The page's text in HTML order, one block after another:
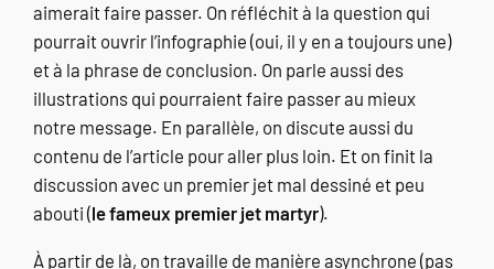
aimerait faire passer. On réfléchit à la question qui
pourrait ouvrir l’infographie (oui, il y en a toujours une)
et à la phrase de conclusion. On parle aussi des
illustrations qui pourraient faire passer au mieux
notre message. En parallèle, on discute aussi du
contenu de l’article pour aller plus loin. Et on finit la
discussion avec un premier jet mal dessiné et peu
abouti (le fameux premier jet martyr).
À partir de là, on travaille de manière asynchrone (pas